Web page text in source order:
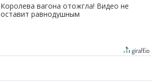
Королева вагона отожгла! Видео не
оставит равнодушным